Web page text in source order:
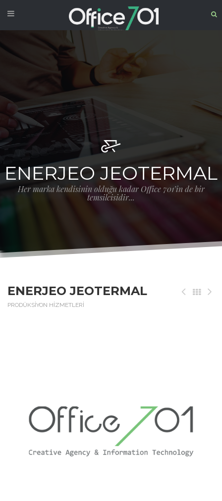
ENERJEO JEOTERMAL
Her marka kendisinin olduğu kadar Office 701’in de bir
temsilcisidir...
ENERJEO JEOTERMAL
PRODÜKSİYON HİZMETLERİ